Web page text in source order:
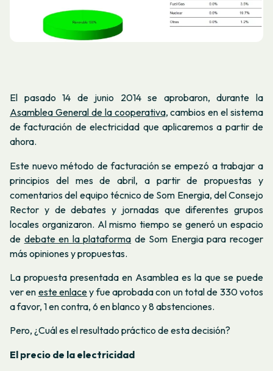
El pasado 14 de junio 2014 se aprobaron, durante la
Asamblea General de la cooperativa, cambios en el sistema
de facturación de electricidad que aplicaremos a partir de
ahora.
Este nuevo método de facturación se empezó a trabajar a
principios del mes de abril, a partir de propuestas y
comentarios del equipo técnico de Som Energia, del Consejo
Rector y de debates y jornadas que diferentes grupos
locales organizaron. Al mismo tiempo se generó un espacio
de debate en la plataforma de Som Energia para recoger
más opiniones y propuestas.
La propuesta presentada en Asamblea es la que se puede
ver en este enlacey fue aprobada con un total de 330 votos
a favor, 1 en contra, 6 en blanco y 8 abstenciones.
Pero, ¿Cuál es el resultado práctico de esta decisión?
El precio de la electricidad